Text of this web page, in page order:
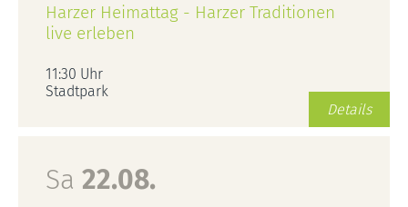
Harzer Heimattag - Harzer Traditionen
live erleben
11:30 Uhr
Stadtpark
Details
Sa 22.08.